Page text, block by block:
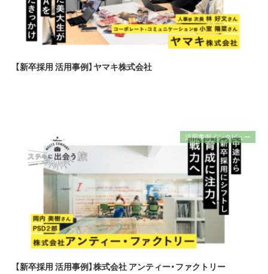
【新卒採用 活用事例】ヤマキ株式会社
【新卒採用 活用事例】株式会社 アンティー・ファクトリー
活用事例インタビュー